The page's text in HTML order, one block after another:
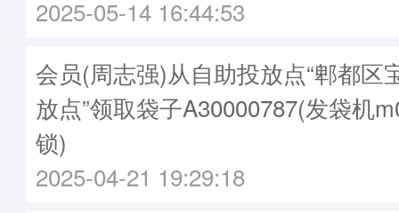
2025-05-14 16:44:53
会员(周志强)从自助投放点“郫都区
放点”领取袋子A30000787(发袋机
锁)
2025-04-21 19:29:18